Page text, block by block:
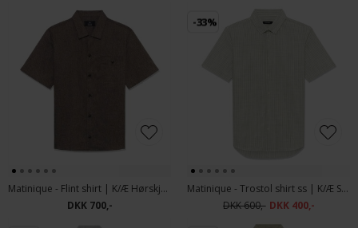
Matinique - Flint shirt | K/Æ Hørskjorte Chocolate Brown
DKK 700,-
-33%
Matinique - Trostol shirt ss | K/Æ Skjorte Capulet Olive
DKK 600,- DKK 400,-